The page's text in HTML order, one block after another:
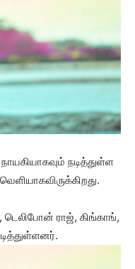
நடித்துள்ள
டெலிபோன் ராஜ், கிங்காங்,